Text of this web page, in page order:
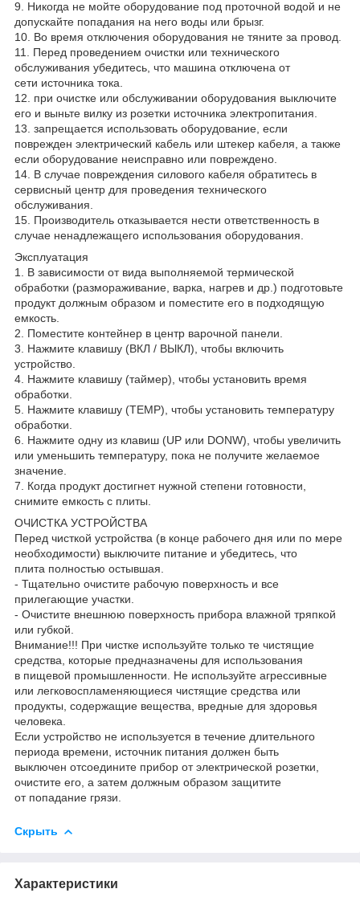
9. Никогда не мойте оборудование под проточной водой и не
допускайте попадания на него воды или брызг.
10. Во время отключения оборудования не тяните за провод.
11. Перед проведением очистки или технического
обслуживания убедитесь, что машина отключена от
сети источника тока.
12. при очистке или обслуживании оборудования выключите
его и выньте вилку из розетки источника электропитания.
13. запрещается использовать оборудование, если
поврежден электрический кабель или штекер кабеля, а также
если оборудование неисправно или повреждено.
14. В случае повреждения силового кабеля обратитесь в
сервисный центр для проведения технического
обслуживания.
15. Производитель отказывается нести ответственность в
случае ненадлежащего использования оборудования.
Эксплуатация
1. В зависимости от вида выполняемой термической
обработки (размораживание, варка, нагрев и др.) подготовьте
продукт должным образом и поместите его в подходящую
емкость.
2. Поместите контейнер в центр варочной панели.
3. Нажмите клавишу (ВКЛ / ВЫКЛ), чтобы включить
устройство.
4. Нажмите клавишу (таймер), чтобы установить время
обработки.
5. Нажмите клавишу (TEMP), чтобы установить температуру
обработки.
6. Нажмите одну из клавиш (UP или DONW), чтобы увеличить
или уменьшить температуру, пока не получите желаемое
значение.
7. Когда продукт достигнет нужной степени готовности,
снимите емкость с плиты.
ОЧИСТКА УСТРОЙСТВА
Перед чисткой устройства (в конце рабочего дня или по мере
необходимости) выключите питание и убедитесь, что
плита полностью остывшая.
- Тщательно очистите рабочую поверхность и все
прилегающие участки.
- Очистите внешнюю поверхность прибора влажной тряпкой
или губкой.
Внимание!!! При чистке используйте только те чистящие
средства, которые предназначены для использования
в пищевой промышленности. Не используйте агрессивные
или легковоспламеняющиеся чистящие средства или
продукты, содержащие вещества, вредные для здоровья
человека.
Если устройство не используется в течение длительного
периода времени, источник питания должен быть
выключен отсоедините прибор от электрической розетки,
очистите его, а затем должным образом защитите
от попадание грязи.
Скрыть
Характеристики